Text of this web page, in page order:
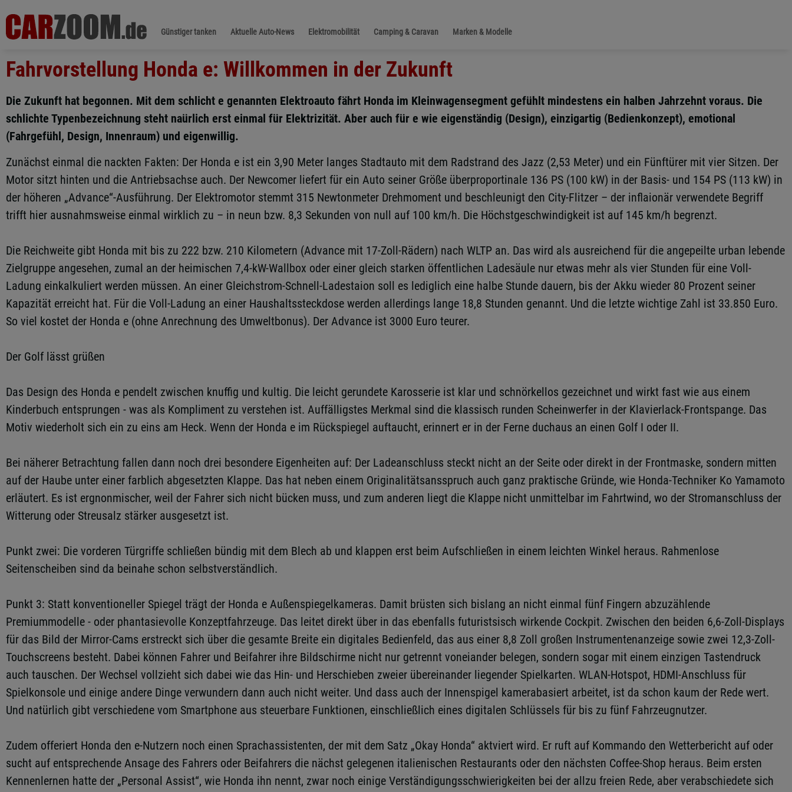
Günstiger tanken Aktuelle Auto-News Elektromobilität Camping & Caravan Marken & Modelle
Fahrvorstellung Honda e: Willkommen in der Zukunft
Die Zukunft hat begonnen. Mit dem schlicht e genannten Elektroauto fährt Honda im Kleinwagensegment gefühlt mindestens ein halben Jahrzehnt voraus. Die
schlichte Typenbezeichnung steht naürlich erst einmal für Elektrizität. Aber auch für e wie eigenständig (Design), einzigartig (Bedienkonzept), emotional
(Fahrgefühl, Design, Innenraum) und eigenwillig.
Zunächst einmal die nackten Fakten: Der Honda e ist ein 3,90 Meter langes Stadtauto mit dem Radstrand des Jazz (2,53 Meter) und ein Fünftürer mit vier Sitzen. Der
Motor sitzt hinten und die Antriebsachse auch. Der Newcomer liefert für ein Auto seiner Größe überproportinale 136 PS (100 kW) in der Basis- und 154 PS (113 kW) in
der höheren „Advance“-Ausführung. Der Elektromotor stemmt 315 Newtonmeter Drehmoment und beschleunigt den City-Flitzer – der inflaionär verwendete Begriff
trifft hier ausnahmsweise einmal wirklich zu – in neun bzw. 8,3 Sekunden von null auf 100 km/h. Die Höchstgeschwindigkeit ist auf 145 km/h begrenzt.
Die Reichweite gibt Honda mit bis zu 222 bzw. 210 Kilometern (Advance mit 17-Zoll-Rädern) nach WLTP an. Das wird als ausreichend für die angepeilte urban lebende
Zielgruppe angesehen, zumal an der heimischen 7,4-kW-Wallbox oder einer gleich starken öffentlichen Ladesäule nur etwas mehr als vier Stunden für eine Voll-
Ladung einkalkuliert werden müssen. An einer Gleichstrom-Schnell-Ladestaion soll es lediglich eine halbe Stunde dauern, bis der Akku wieder 80 Prozent seiner
Kapazität erreicht hat. Für die Voll-Ladung an einer Haushaltssteckdose werden allerdings lange 18,8 Stunden genannt. Und die letzte wichtige Zahl ist 33.850 Euro.
So viel kostet der Honda e (ohne Anrechnung des Umweltbonus). Der Advance ist 3000 Euro teurer.
Der Golf lässt grüßen
Das Design des Honda e pendelt zwischen knuffig und kultig. Die leicht gerundete Karosserie ist klar und schnörkellos gezeichnet und wirkt fast wie aus einem
Kinderbuch entsprungen - was als Kompliment zu verstehen ist. Auffälligstes Merkmal sind die klassisch runden Scheinwerfer in der Klavierlack-Frontspange. Das
Motiv wiederholt sich ein zu eins am Heck. Wenn der Honda e im Rückspiegel auftaucht, erinnert er in der Ferne duchaus an einen Golf I oder II.
Bei näherer Betrachtung fallen dann noch drei besondere Eigenheiten auf: Der Ladeanschluss steckt nicht an der Seite oder direkt in der Frontmaske, sondern mitten
auf der Haube unter einer farblich abgesetzten Klappe. Das hat neben einem Originalitätsansspruch auch ganz praktische Gründe, wie Honda-Techniker Ko Yamamoto
erläutert. Es ist ergnonmischer, weil der Fahrer sich nicht bücken muss, und zum anderen liegt die Klappe nicht unmittelbar im Fahrtwind, wo der Stromanschluss der
Witterung oder Streusalz stärker ausgesetzt ist.
Punkt zwei: Die vorderen Türgriffe schließen bündig mit dem Blech ab und klappen erst beim Aufschließen in einem leichten Winkel heraus. Rahmenlose
Seitenscheiben sind da beinahe schon selbstverständlich.
Punkt 3: Statt konventioneller Spiegel trägt der Honda e Außenspiegelkameras. Damit brüsten sich bislang an nicht einmal fünf Fingern abzuzählende
Premiummodelle - oder phantasievolle Konzeptfahrzeuge. Das leitet direkt über in das ebenfalls futuristsisch wirkende Cockpit. Zwischen den beiden 6,6-Zoll-Displays
für das Bild der Mirror-Cams erstreckt sich über die gesamte Breite ein digitales Bedienfeld, das aus einer 8,8 Zoll großen Instrumentenanzeige sowie zwei 12,3-Zoll-
Touchscreens besteht. Dabei können Fahrer und Beifahrer ihre Bildschirme nicht nur getrennt voneiander belegen, sondern sogar mit einem einzigen Tastendruck
auch tauschen. Der Wechsel vollzieht sich dabei wie das Hin- und Herschieben zweier übereinander liegender Spielkarten. WLAN-Hotspot, HDMI-Anschluss für
Spielkonsole und einige andere Dinge verwundern dann auch nicht weiter. Und dass auch der Innenspigel kamerabasiert arbeitet, ist da schon kaum der Rede wert.
Und natürlich gibt verschiedene vom Smartphone aus steuerbare Funktionen, einschließlich eines digitalen Schlüssels für bis zu fünf Fahrzeugnutzer.
Zudem offeriert Honda den e-Nutzern noch einen Sprachassistenten, der mit dem Satz „Okay Honda“ aktviert wird. Er ruft auf Kommando den Wetterbericht auf oder
sucht auf entsprechende Ansage des Fahrers oder Beifahrers die nächst gelegenen italienischen Restaurants oder den nächsten Coffee-Shop heraus. Beim ersten
Kennenlernen hatte der „Personal Assist“, wie Honda ihn nennt, zwar noch einige Verständigungsschwierigkeiten bei der allzu freien Rede, aber verabschiedete sich